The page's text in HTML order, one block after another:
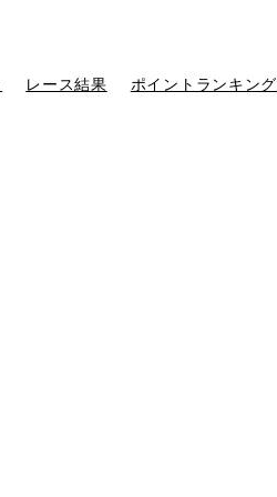
レース結果 ポイントランキング